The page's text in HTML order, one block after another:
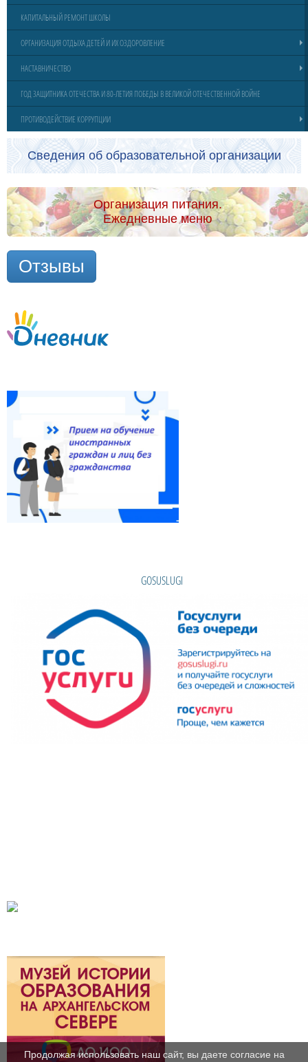
КАПИТАЛЬНЫЙ РЕМОНТ ШКОЛЫ
ОРГАНИЗАЦИЯ ОТДЫХА ДЕТЕЙ И ИХ ОЗДОРОВЛЕНИЕ
НАСТАВНИЧЕСТВО
ГОД ЗАЩИТНИКА ОТЕЧЕСТВА И 80-ЛЕТИЯ ПОБЕДЫ В ВЕЛИКОЙ ОТЕЧЕСТВЕННОЙ ВОЙНЕ
ПРОТИВОДЕЙСТВИЕ КОРРУПЦИИ
Сведения об образовательной организации
Организация питания.
Ежедневные меню
Отзывы
GOSUSLUGI
Продолжая использовать наш сайт, вы даете согласие на